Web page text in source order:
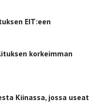
EIT:een
korkeimman
Kiinassa, jossa useat